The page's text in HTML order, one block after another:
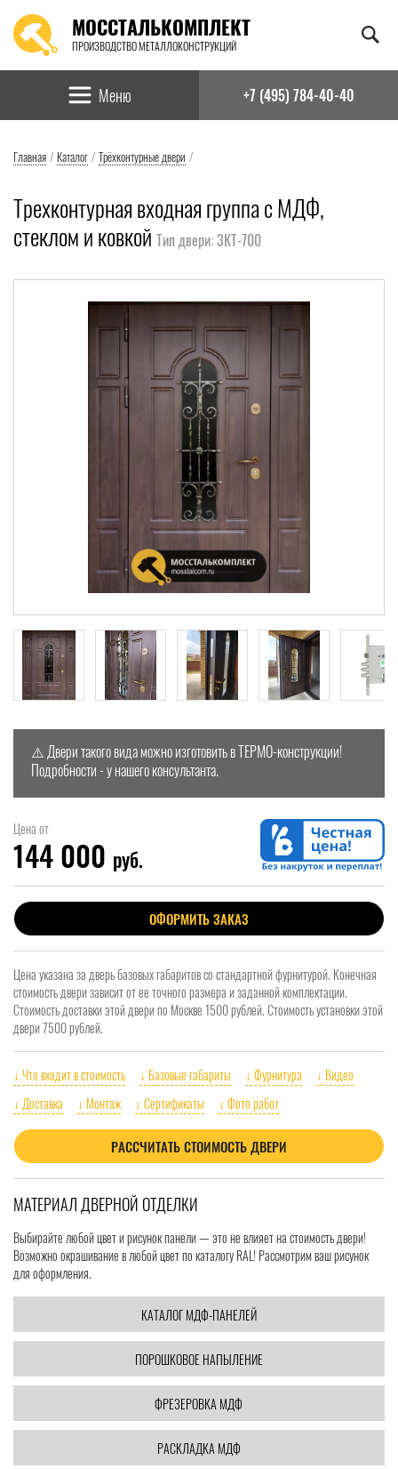
МОССТАЛЬКОМПЛЕКТ
ПРОИЗВОДСТВО МЕТАЛЛОКОНСТРУКЦИЙ
Найти:
Меню +7 (495) 784-40-40
Главная / Каталог / Трёхконтурные двери /
Трехконтурная входная группа с МДФ,
стеклом и ковкой Тип двери: 3КТ-700
⚠️ Двери такого вида можно изготовить в ТЕРМО-конструкции!
Подробности - у нашего консультанта.
Цена от
144 000 руб.
ОФОРМИТЬ ЗАКАЗ
Цена указана за дверь базовых габаритов со стандартной фурнитурой. Конечная
стоимость двери зависит от ее точного размера и заданной комплектации.
Стоимость доставки этой двери по Москве 1500 рублей. Стоимость установки этой
двери 7500 рублей.
↓ Что входит в стоимость ↓ Базовые габариты ↓ Фурнитура
↓ Видео
↓ Доставка
↓ Монтаж ↓ Сертификаты ↓ Фото работ
РАССЧИТАТЬ СТОИМОСТЬ ДВЕРИ
МАТЕРИАЛ ДВЕРНОЙ ОТДЕЛКИ
Выбирайте любой цвет и рисунок панели — это не влияет на стоимость двери!
Возможно окрашивание в любой цвет по каталогу RAL! Рассмотрим ваш рисунок
для оформления.
КАТАЛОГ МДФ-ПАНЕЛЕЙ
ПОРОШКОВОЕ НАПЫЛЕНИЕ
ФРЕЗЕРОВКА МДФ
РАСКЛАДКА МДФ